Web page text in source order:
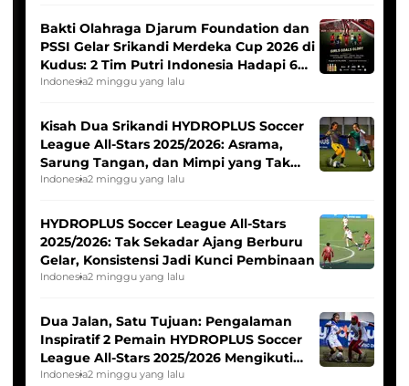
Bakti Olahraga Djarum Foundation dan
PSSI Gelar Srikandi Merdeka Cup 2026 di
Kudus: 2 Tim Putri Indonesia Hadapi 6
Tim Asia
Indonesia2 minggu yang lalu
Kisah Dua Srikandi HYDROPLUS Soccer
League All-Stars 2025/2026: Asrama,
Sarung Tangan, dan Mimpi yang Tak
Pernah Padam
Indonesia2 minggu yang lalu
HYDROPLUS Soccer League All-Stars
2025/2026: Tak Sekadar Ajang Berburu
Gelar, Konsistensi Jadi Kunci Pembinaan
Indonesia2 minggu yang lalu
Dua Jalan, Satu Tujuan: Pengalaman
Inspiratif 2 Pemain HYDROPLUS Soccer
League All-Stars 2025/2026 Mengikuti
Seleksi Timnas Indonesia Putri
Indonesia2 minggu yang lalu